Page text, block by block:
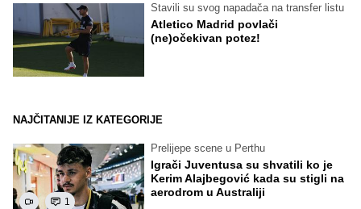
Stavili su svog napadača na transfer listu
Atletico Madrid povlači
(ne)očekivan potez!
NAJČITANIJE IZ KATEGORIJE
1
Prelijepe scene u Perthu
Igrači Juventusa su shvatili ko je
Kerim Alajbegović kada su stigli na
aerodrom u Australiji